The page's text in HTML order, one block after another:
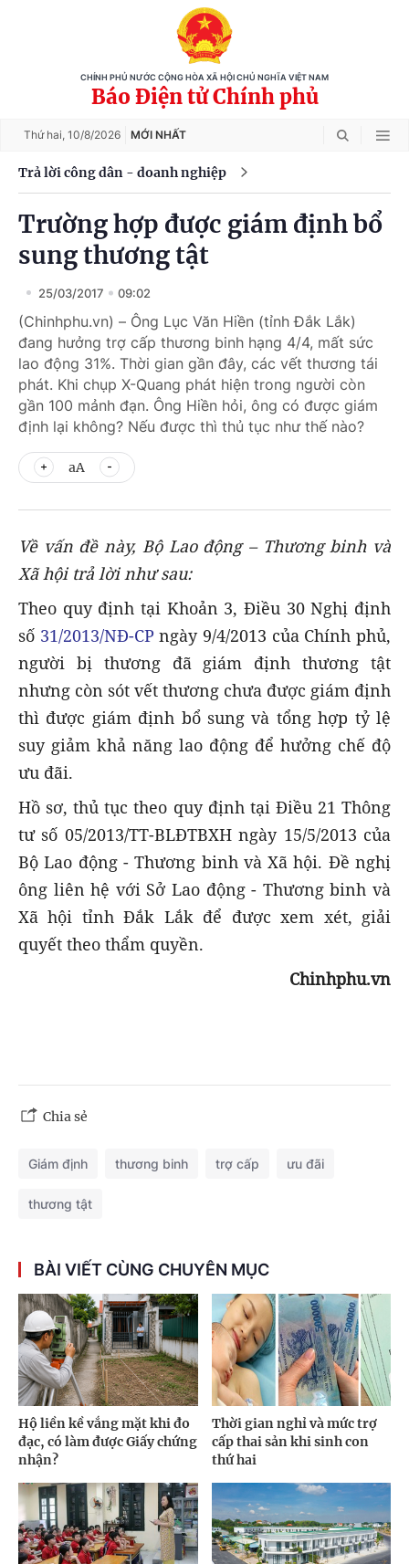
CHÍNH PHỦ NƯỚC CỘNG HÒA XÃ HỘI CHỦ NGHĨA VIỆT NAM
Báo Điện tử Chính phủ
Thứ hai, 10/8/2026 MỚI NHẤT
Trả lời công dân - doanh nghiệp
Trường hợp được giám định bổ
sung thương tật
25/03/2017 09:02
(Chinhphu.vn) – Ông Lục Văn Hiền (tỉnh Đắk Lắk)
đang hưởng trợ cấp thương binh hạng 4/4, mất sức
lao động 31%. Thời gian gần đây, các vết thương tái
phát. Khi chụp X-Quang phát hiện trong người còn
gần 100 mảnh đạn. Ông Hiền hỏi, ông có được giám
định lại không? Nếu được thì thủ tục như thế nào?
aA
Về vấn đề này, Bộ Lao động – Thương binh và
Xã hội trả lời như sau:
Theo quy định tại Khoản 3, Điều 30 Nghị định
số 31/2013/NĐ-CPngày 9/4/2013 của Chính phủ,
người bị thương đã giám định thương tật
nhưng còn sót vết thương chưa được giám định
thì được giám định bổ sung và tổng hợp tỷ lệ
suy giảm khả năng lao động để hưởng chế độ
ưu đãi.
Hồ sơ, thủ tục theo quy định tại Điều 21 Thông
tư số 05/2013/TT-BLĐTBXH ngày 15/5/2013 của
Bộ Lao động - Thương binh và Xã hội. Đề nghị
ông liên hệ với Sở Lao động - Thương binh và
Xã hội tỉnh Đắk Lắk để được xem xét, giải
quyết theo thẩm quyền.
Chinhphu.vn
Chia sẻ
Giám định thương binh trợ cấp ưu đãi
thương tật
BÀI VIẾT CÙNG CHUYÊN MỤC
Hộ liền kề vắng mặt khi đo
đạc, có làm được Giấy chứng
nhận?
Thời gian nghỉ và mức trợ
cấp thai sản khi sinh con
thứ hai